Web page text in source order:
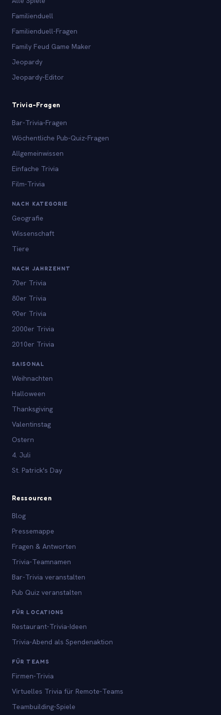
Familienduell
Familienduell-Fragen
Family Feud Game Maker
Jeopardy
Jeopardy-Editor
Trivia-Fragen
Bar-Trivia-Fragen
Wöchentliche Pub-Quiz-Fragen
Allgemeinwissen
Einfache Trivia
Film-Trivia
NACH KATEGORIE
Geografie
Wissenschaft
Tiere
NACH JAHRZEHNT
70er Trivia
80er Trivia
90er Trivia
2000er Trivia
2010er Trivia
SAISONAL
Weihnachten
Halloween
Thanksgiving
Valentinstag
Ostern
4. Juli
St. Patrick's Day
Ressourcen
Blog
Pressemappe
Fragen & Antworten
Trivia-Teamnamen
Bar-Trivia veranstalten
Pub Quiz veranstalten
FÜR LOCATIONS
Restaurant-Trivia-Ideen
Trivia-Abend als Spendenaktion
FÜR TEAMS
Firmen-Trivia
Virtuelles Trivia für Remote-Teams
Teambuilding-Spiele